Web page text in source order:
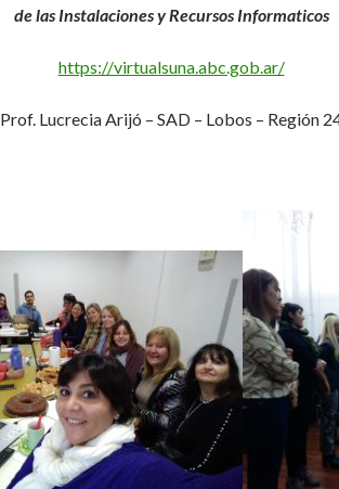
de las Instalaciones y Recursos Informaticos
https://virtualsuna.abc.gob.ar/
Prof. Lucrecia Arijó – SAD – Lobos – Región